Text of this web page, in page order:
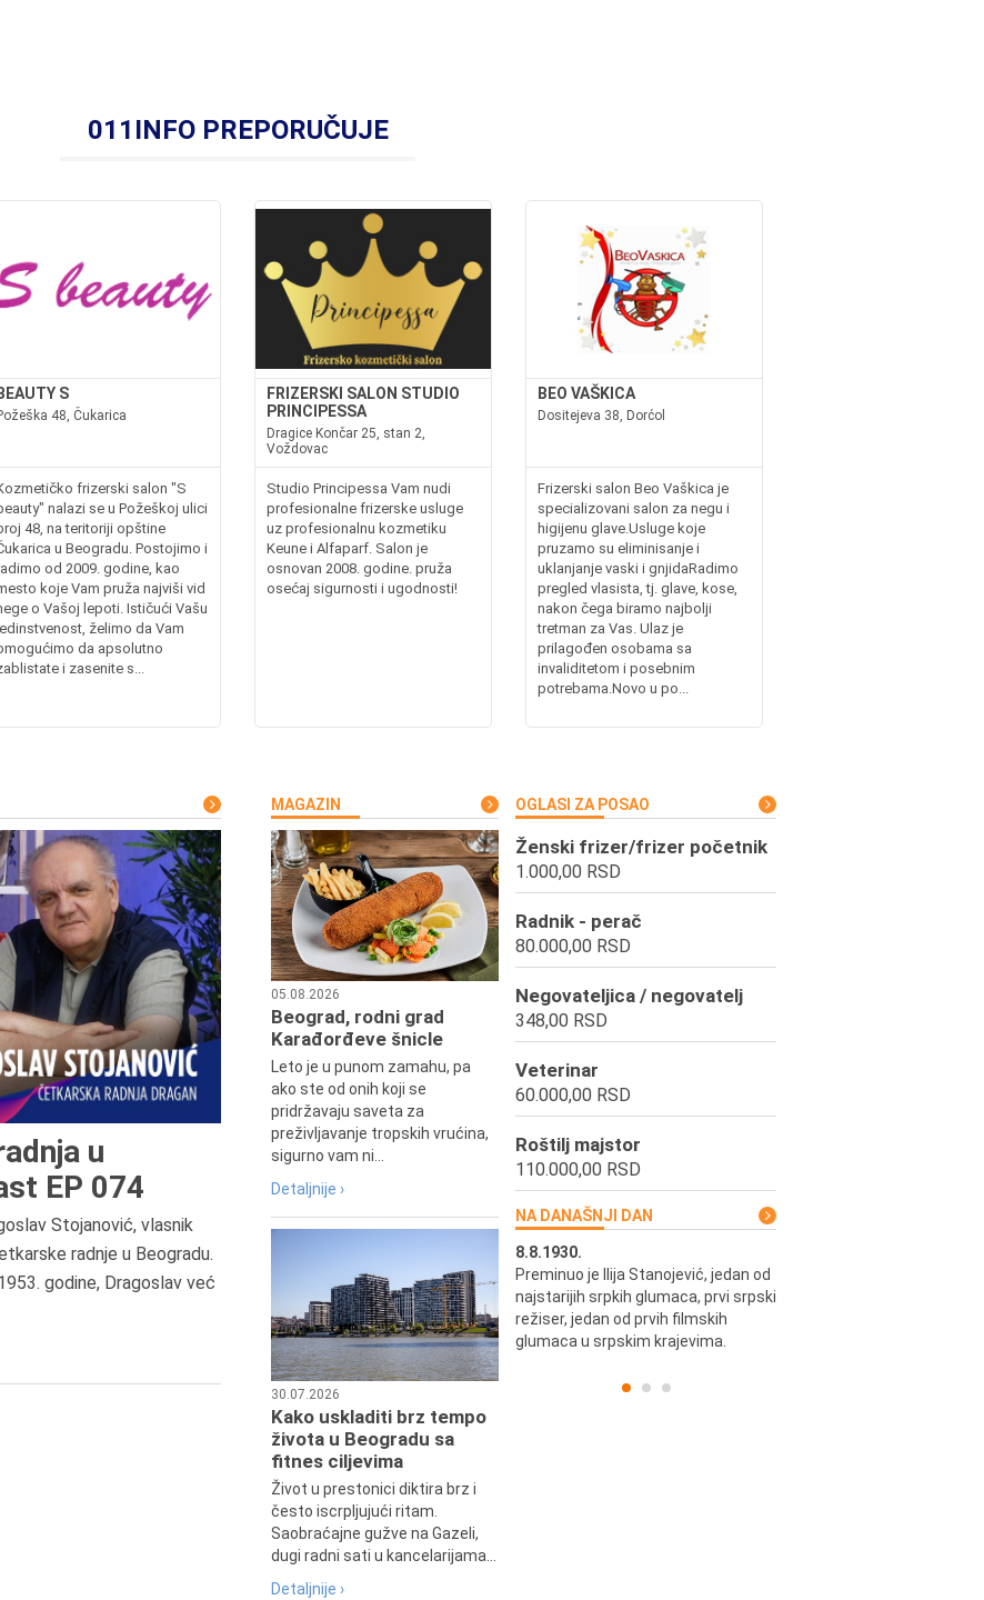
011INFO PREPORUČUJE
BEAUTY S
48, Čukarica
frizerski salon "S
nalazi se u Požeškoj ulici
48, na teritoriji opštine
u Beogradu. Postojimo i
od 2009. godine, kao
koje Vam pruža najviši vid
o Vašoj lepoti. Ističući Vašu
želimo da Vam
da apsolutno
i zasenite s...
FRIZERSKI SALON STUDIO
PRINCIPESSA
Dragice Končar 25, stan 2,
Voždovac
Studio Principessa Vam nudi
profesionalne frizerske usluge
uz profesionalnu kozmetiku
Keune i Alfaparf. Salon je
osnovan 2008. godine. pruža
osećaj sigurnosti i ugodnosti!
BEO VAŠKICA
Dositejeva 38, Dorćol
Frizerski salon Beo Vaškica je
specializovani salon za negu i
higijenu glave.Usluge koje
pruzamo su eliminisanje i
uklanjanje vaski i gnjidaRadimo
pregled vlasista, tj. glave, kose,
nakon čega biramo najbolji
tretman za Vas. Ulaz je
prilagođen osobama sa
invaliditetom i posebnim
potrebama.Novo u po...
u
EP 074
Stojanović, vlasnik
radnje u Beogradu.
godine, Dragoslav već
MAGAZIN
05.08.2026
Beograd, rodni grad
Karađorđeve šnicle
Leto je u punom zamahu, pa
ako ste od onih koji se
pridržavaju saveta za
preživljavanje tropskih vrućina,
sigurno vam ni...
Detaljnije ›
30.07.2026
Kako uskladiti brz tempo
života u Beogradu sa
fitnes ciljevima
Život u prestonici diktira brz i
često iscrpljujući ritam.
Saobraćajne gužve na Gazeli,
dugi radni sati u kancelarijama...
Detaljnije ›
OGLASI ZA POSAO
Ženski frizer/frizer početnik
1.000,00 RSD
Radnik - perač
80.000,00 RSD
Negovateljica / negovatelj
348,00 RSD
Veterinar
60.000,00 RSD
Roštilj majstor
110.000,00 RSD
NA DANAŠNJI DAN
Preminuo je Dejan Kosanović,
istoričar filma, filmski reditelj,
profesor i dekan Fakulteta dramskih
umetnosti u Beogradu.
8.8.1930.
Preminuo je Ilija Stanojević, jedan od
najstarijih srpkih glumaca, prvi srpski
režiser, jedan od prvih filmskih
glumaca u srpskim krajevima.